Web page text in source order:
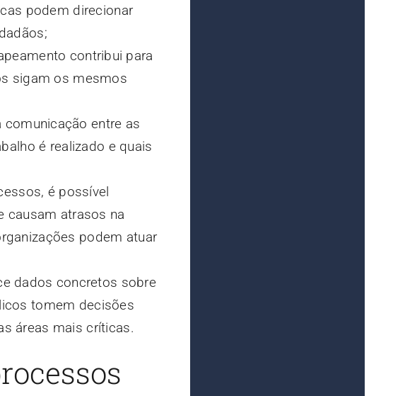
podem direcionar
contribui para
sigam os mesmos
entre as
é realizado e quais
é possível
causam atrasos na
podem atuar
dados concretos sobre
tomem decisões
áreas mais críticas.